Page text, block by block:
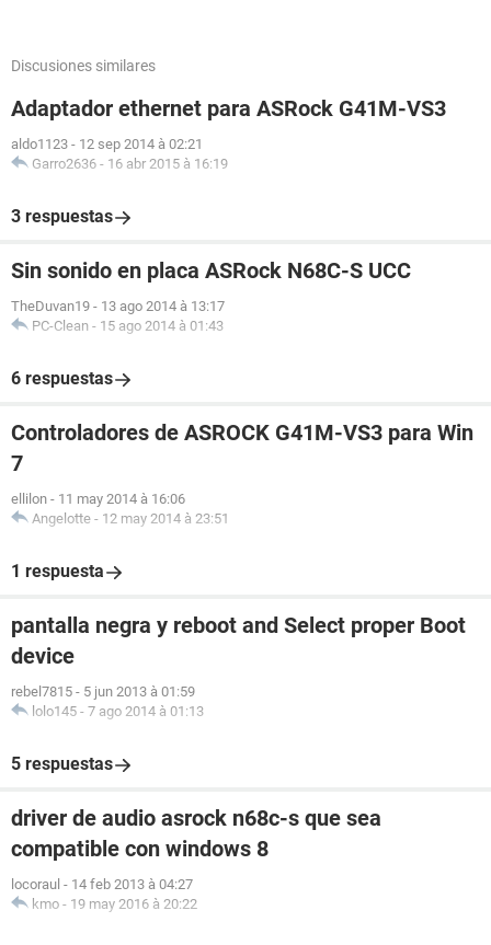
Discusiones similares
Adaptador ethernet para ASRock G41M-VS3
aldo1123 - 12 sep 2014 à 02:21
Garro2636 - 16 abr 2015 à 16:19
3 respuestas
Sin sonido en placa ASRock N68C-S UCC
TheDuvan19 - 13 ago 2014 à 13:17
PC-Clean - 15 ago 2014 à 01:43
6 respuestas
Controladores de ASROCK G41M-VS3 para Win
7
ellilon - 11 may 2014 à 16:06
Angelotte - 12 may 2014 à 23:51
1 respuesta
pantalla negra y reboot and Select proper Boot
device
rebel7815 - 5 jun 2013 à 01:59
lolo145 - 7 ago 2014 à 01:13
5 respuestas
driver de audio asrock n68c-s que sea
compatible con windows 8
locoraul - 14 feb 2013 à 04:27
kmo - 19 may 2016 à 20:22